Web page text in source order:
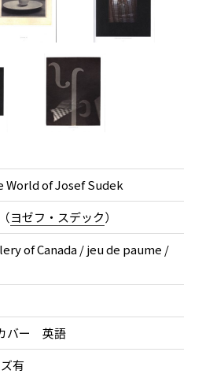
of Josef Sudek
（ヨゼフ・スデック）
of Canada / jeu de paume /
バー 英語
有